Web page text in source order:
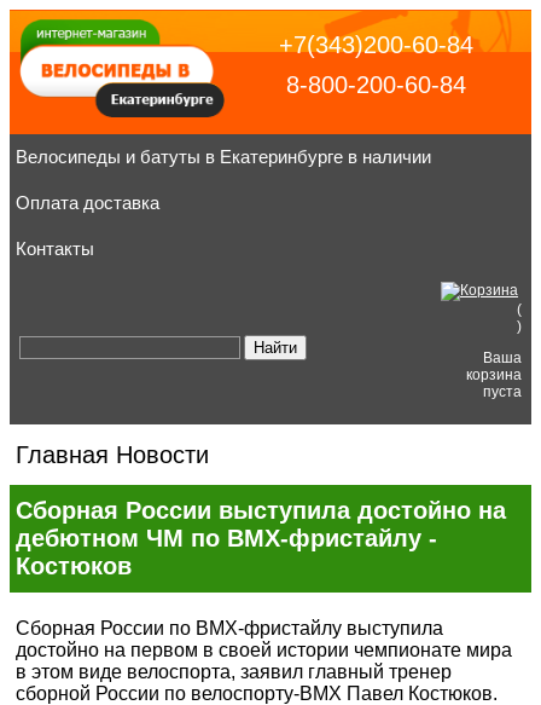
+7(343)200-60-84
8-800-200-60-84
Велосипеды и батуты в Екатеринбурге в наличии
Оплата доставка
Контакты
(
)
Ваша
корзина
пуста
Главная Новости
Сборная России выступила достойно на
дебютном ЧМ по ВМХ-фристайлу -
Костюков
Сборная России по ВМХ-фристайлу выступила
достойно на первом в своей истории чемпионате мира
в этом виде велоспорта, заявил главный тренер
сборной России по велоспорту-ВМХ Павел Костюков.